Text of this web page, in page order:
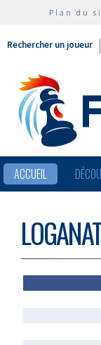
Plan du
Rechercher un joueur
ACCUEIL